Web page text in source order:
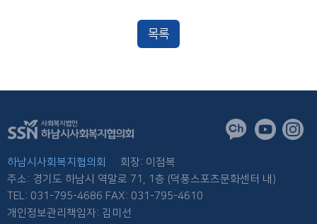
목록
하남시사회복지협의회
회장: 이점복
주소: 경기도 하남시 역말로 71, 1층 (덕풍스포츠문화센터 내)
TEL: 031-795-4686 FAX: 031-795-4610
개인정보관리책임자: 김미선